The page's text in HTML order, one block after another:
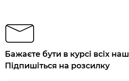
Бажаєте бути в курсі всіх
Підпишіться на розсилку